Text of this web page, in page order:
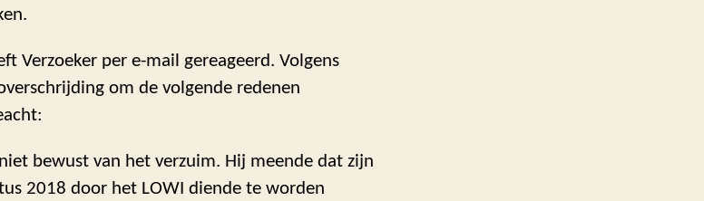
Verzoeker per e-mail gereageerd. Volgens
om de volgende redenen
bewust van het verzuim. Hij meende dat zijn
2018 door het LOWI diende te worden